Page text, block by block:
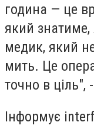
година — це
який знатиме,
медик, який
мить. Це
точно в ціль",
Інформує